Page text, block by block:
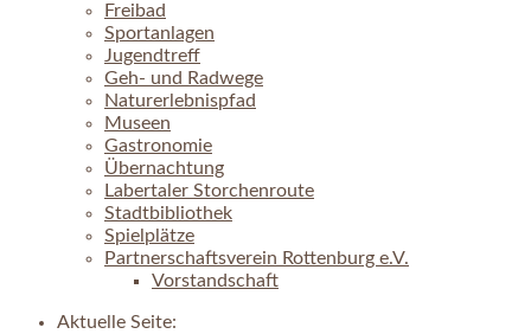
Freibad
Sportanlagen
Jugendtreff
Geh- und Radwege
Naturerlebnispfad
Museen
Gastronomie
Übernachtung
Labertaler Storchenroute
Stadtbibliothek
Spielplätze
Partnerschaftsverein Rottenburg e.V.
Vorstandschaft
Aktuelle Seite: